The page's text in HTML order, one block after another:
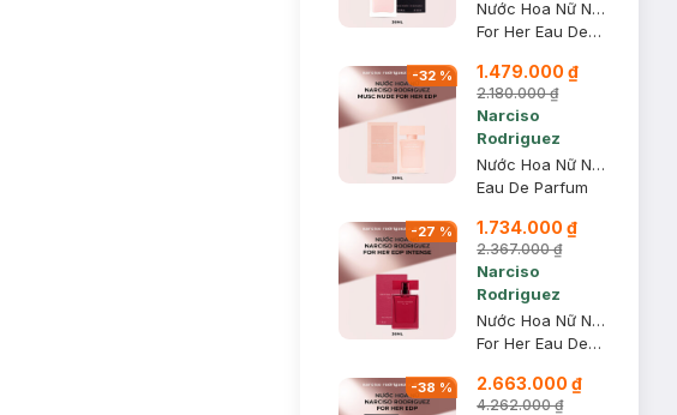
Nước Hoa Nữ Narciso Rodriguez For Her EDP 30ml
For Her Eau De Parfum
-32 % 1.479.000 ₫
2.180.000 ₫
Narciso
Rodriguez
Nước Hoa Nữ Narciso Rodriguez Musc Nude For Her EDP 30ml
Eau De Parfum
-27 % 1.734.000 ₫
2.367.000 ₫
Narciso
Rodriguez
Nước Hoa Nữ Narciso Rodriguez For Her EDP Intense 30ml
For Her Eau De Parfum Intense
-38 % 2.663.000 ₫
4.262.000 ₫